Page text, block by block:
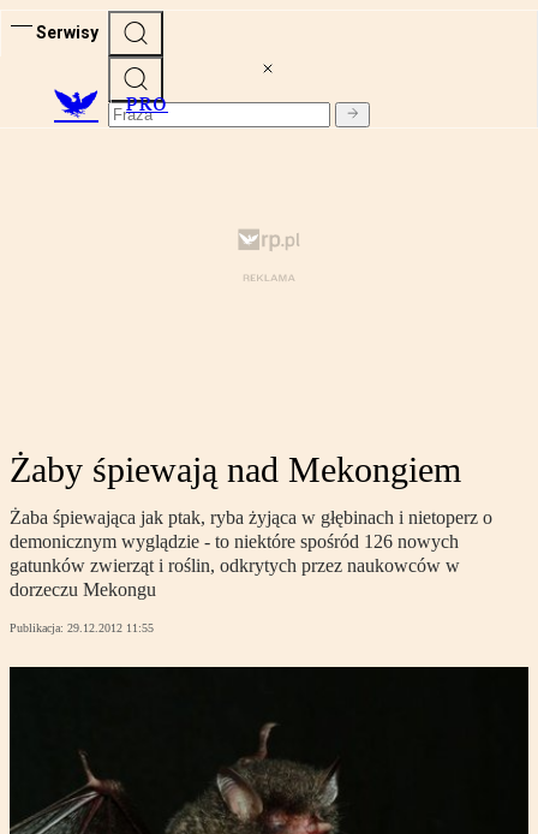
Serwisy
PRO
Żaby śpiewają nad Mekongiem
Żaba śpiewająca jak ptak, ryba żyjąca w głębinach i nietoperz o
demonicznym wyglądzie - to niektóre spośród 126 nowych
gatunków zwierząt i roślin, odkrytych przez naukowców w
dorzeczu Mekongu
Publikacja: 29.12.2012 11:55